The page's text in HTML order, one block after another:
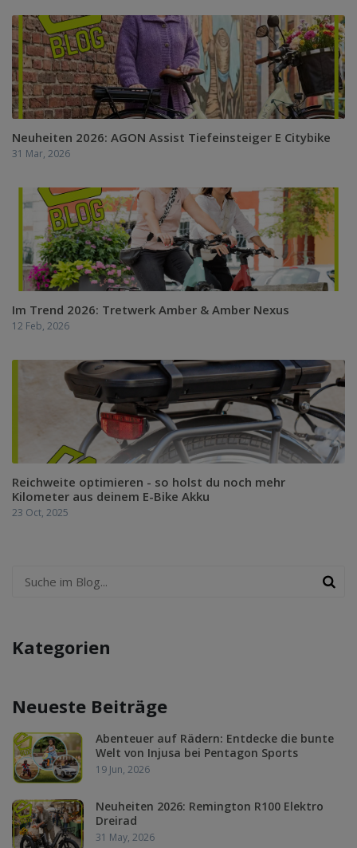
Neuheiten 2026: AGON Assist Tiefeinsteiger E Citybike
31 Mar, 2026
Im Trend 2026: Tretwerk Amber & Amber Nexus
12 Feb, 2026
Reichweite optimieren - so holst du noch mehr
Kilometer aus deinem E-Bike Akku
23 Oct, 2025
Kategorien
Neueste Beiträge
Abenteuer auf Rädern: Entdecke die bunte
Welt von Injusa bei Pentagon Sports
19 Jun, 2026
Neuheiten 2026: Remington R100 Elektro
Dreirad
31 May, 2026